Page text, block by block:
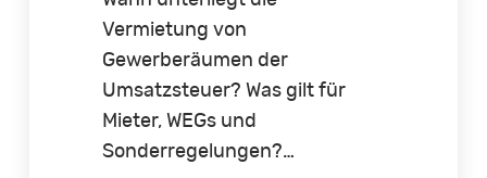
Vermietung von
Gewerberäumen der
Umsatzsteuer? Was gilt für
Mieter, WEGs und
Sonderregelungen?…